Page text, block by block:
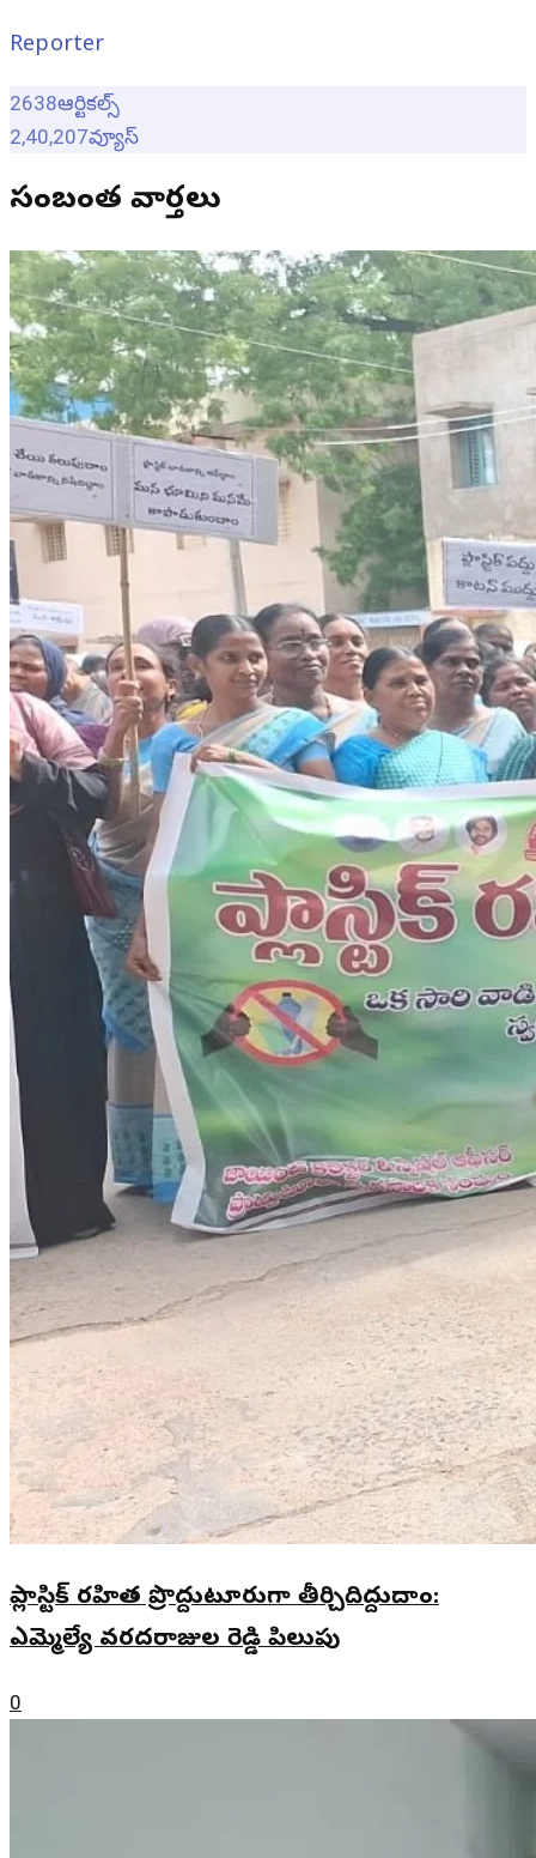
Reporter
2638ఆర్టికల్స్
2,40,207వ్యూస్
సంబంధిత వార్తలు
ప్లాస్టిక్ రహిత ప్రొద్దుటూరుగా తీర్చిదిద్దుదాం:
ఎమ్మెల్యే వరదరాజుల రెడ్డి పిలుపు
0